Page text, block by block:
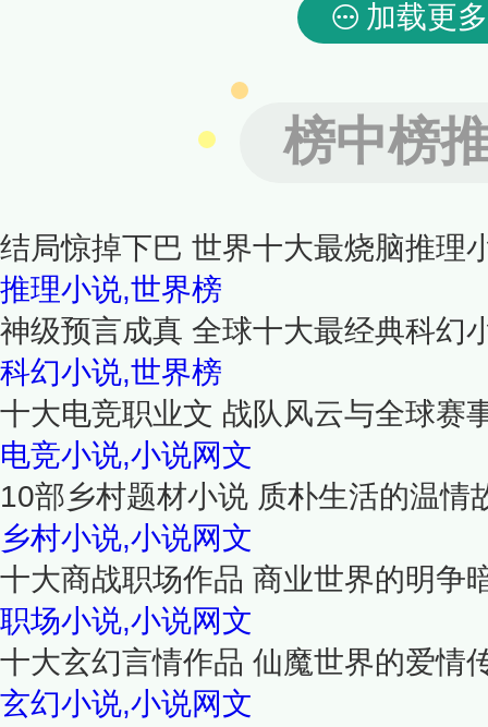
加载更多
榜中榜
结局惊掉下巴 世界十大最烧脑推理
推理小说,世界榜
神级预言成真 全球十大最经典科幻
科幻小说,世界榜
十大电竞职业文 战队风云与全球赛
电竞小说,小说网文
10部乡村题材小说 质朴生活的温情
乡村小说,小说网文
十大商战职场作品 商业世界的明争
职场小说,小说网文
十大玄幻言情作品 仙魔世界的爱情
玄幻小说,小说网文